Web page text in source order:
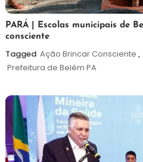
26
de
maio
de
Maurilio
PARÁ | Escolas municipais de
consciente
Tagged Ação Brincar Consciente ,
Prefeitura de Belém PA